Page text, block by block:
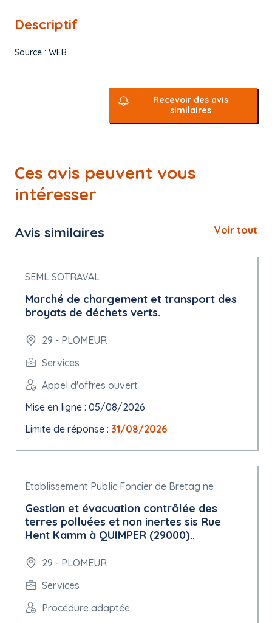
Descriptif
Source : WEB
Recevoir des avis
similaires
Ces avis peuvent vous
intéresser
Avis similaires Voir tout
SEML SOTRAVAL
Marché de chargement et transport des
broyats de déchets verts.
29 - PLOMEUR
Services
Appel d'offres ouvert
Mise en ligne : 05/08/2026
Limite de réponse : 31/08/2026
Etablissement Public Foncier de Bretag ne
Gestion et évacuation contrôlée des
terres polluées et non inertes sis Rue
Hent Kamm à QUIMPER (29000)..
29 - PLOMEUR
Services
Procédure adaptée